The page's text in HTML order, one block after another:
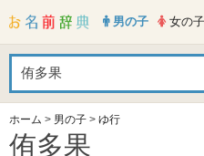
男の子 女の子
ホーム > 男の子 > ゆ行
侑多果